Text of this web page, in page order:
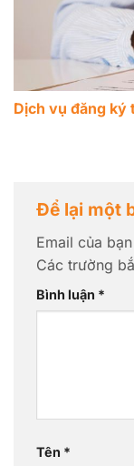
Dịch vụ đăng ký
Để lại một
Email của
Các trường
Bình luận *
Tên *